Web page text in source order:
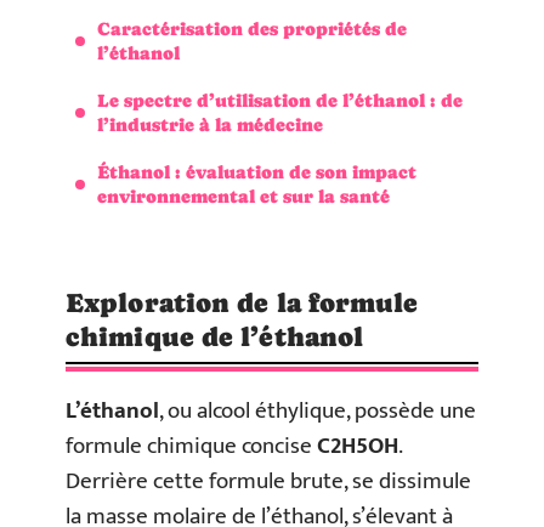
Caractérisation des propriétés de
l’éthanol
Le spectre d’utilisation de l’éthanol : de
l’industrie à la médecine
Éthanol : évaluation de son impact
environnemental et sur la santé
Exploration de la formule
chimique de l’éthanol
L’éthanol, ou alcool éthylique, possède une
formule chimique conciseC2H5OH.
Derrière cette formule brute, se dissimule
la masse molaire de l’éthanol, s’élevant à